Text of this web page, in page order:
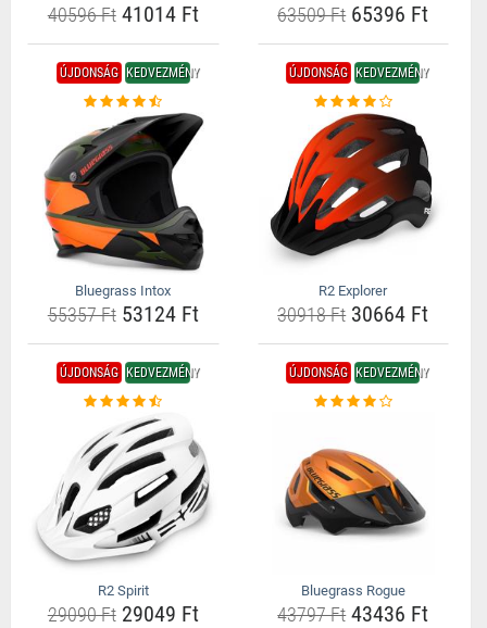
40596 Ft41014 Ft 63509 Ft65396 Ft
ÚJDONSÁG KEDVEZMÉNY
Bluegrass Intox
55357 Ft53124 Ft
ÚJDONSÁG KEDVEZMÉNY
R2 Explorer
30918 Ft30664 Ft
ÚJDONSÁG KEDVEZMÉNY
R2 Spirit
29090 Ft29049 Ft
ÚJDONSÁG KEDVEZMÉNY
Bluegrass Rogue
43797 Ft43436 Ft